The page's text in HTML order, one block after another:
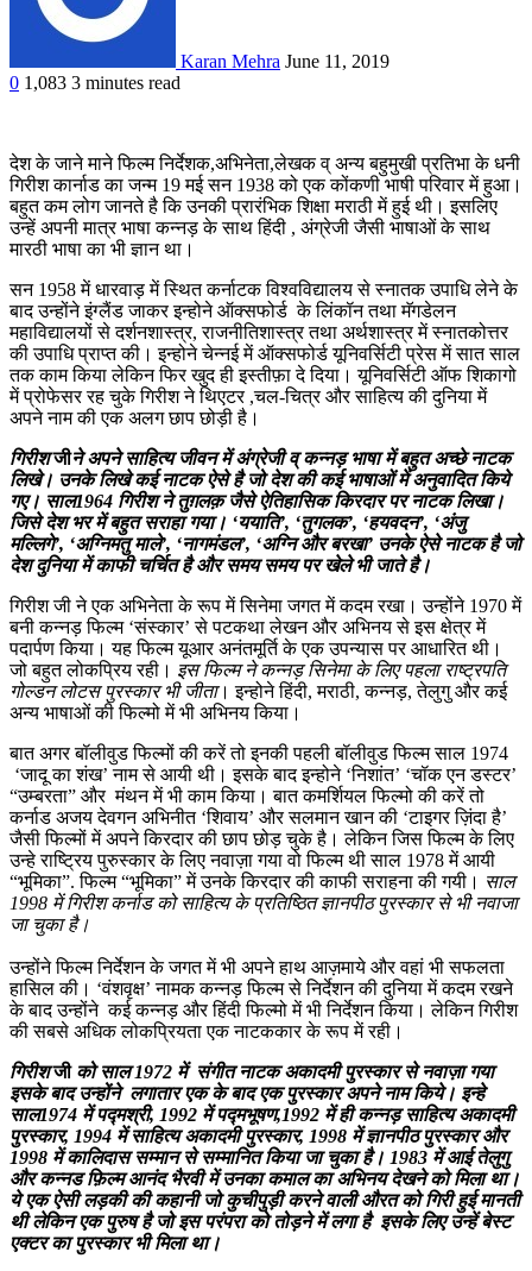
Karan Mehra June 11, 2019
0 1,083 3 minutes read
देश के जाने माने फिल्म निर्देशक,अभिनेता,लेखक व् अन्य बहुमुखी प्रतिभा के धनी
गिरीश कार्नाड का जन्म 19 मई सन 1938 को एक कोंकणी भाषी परिवार में हुआ।
बहुत कम लोग जानते है कि उनकी प्रारंभिक शिक्षा मराठी में हुई थी। इसलिए
उन्हें अपनी मात्र भाषा कन्नड़ के साथ हिंदी , अंग्रेजी जैसी भाषाओं के साथ
मारठी भाषा का भी ज्ञान था।
सन 1958 में धारवाड़ में स्थित कर्नाटक विश्वविद्यालय से स्नातक उपाधि लेने के
बाद उन्होंने इंग्लैंड जाकर इन्होने ऑक्सफोर्ड के लिंकॉन तथा मॅगडेलन
महाविद्यालयों से दर्शनशास्त्र, राजनीतिशास्त्र तथा अर्थशास्त्र में स्नातकोत्तर
की उपाधि प्राप्त की। इन्होने चेन्नई में ऑक्सफोर्ड यूनिवर्सिटी प्रेस में सात साल
तक काम किया लेकिन फिर खुद ही इस्तीफ़ा दे दिया। यूनिवर्सिटी ऑफ शिकागो
में प्रोफेसर रह चुके गिरीश ने थिएटर ,चल-चित्र और साहित्य की दुनिया में
अपने नाम की एक अलग छाप छोड़ी है।
गिरीशजीने अपने साहित्य जीवन में अंग्रेजी व् कन्नड़ भाषा में बहुत अच्छे नाटक
लिखे। उनके लिखे कई नाटक ऐसे है जो देश की कई भाषाओं में अनुवादित किये
गए। साल1964 गिरीश ने तुग़लक़ जैसे ऐतिहासिक किरदार पर नाटक लिखा।
जिसे देश भर में बहुत सराहा गया। ‘ययाति’, ‘तुगलक’, ‘हयवदन’, ‘अंजु
मल्लिगे’, ‘अग्निमतु माले’, ‘नागमंडल’, ‘अग्नि और बरखा’ उनके ऐसे नाटक है जो
देश दुनिया में काफी चर्चित है और समय समय पर खेले भी जाते है।
गिरीश जी ने एक अभिनेता के रूप में सिनेमा जगत में कदम रखा। उन्होंने 1970 में
बनी कन्नड़ फिल्म ‘संस्कार’ से पटकथा लेखन और अभिनय से इस क्षेत्र में
पदार्पण किया। यह फिल्म यूआर अनंतमूर्ति के एक उपन्यास पर आधारित थी।
जो बहुत लोकप्रिय रही। इस फिल्म ने कन्नड़ सिनेमा के लिए पहला राष्ट्रपति
गोल्डन लोटस पुरस्कार भी जीता। इन्होने हिंदी, मराठी, कन्नड़, तेलुगु और कई
अन्य भाषाओं की फिल्मो में भी अभिनय किया।
बात अगर बॉलीवुड फिल्मों की करें तो इनकी पहली बॉलीवुड फिल्म साल 1974
‘जादू का शंख’ नाम से आयी थी। इसके बाद इन्होने ‘निशांत’ ‘चॉक एन डस्टर’
“उम्बरता” और मंथन में भी काम किया। बात कमर्शियल फिल्मो की करें तो
कर्नाड अजय देवगन अभिनीत ‘शिवाय’ और सलमान खान की ‘टाइगर ज़िंदा है’
जैसी फिल्मों में अपने किरदार की छाप छोड़ चुके है। लेकिन जिस फिल्म के लिए
उन्हे राष्ट्रिय पुरुस्कार के लिए नवाज़ा गया वो फिल्म थी साल 1978 में आयी
“भूमिका”. फिल्म “भूमिका” में उनके किरदार की काफी सराहना की गयी। साल
1998 में गिरीश कर्नाड को साहित्य के प्रतिष्ठित ज्ञानपीठ पुरस्कार से भी नवाजा
जा चुका है।
उन्होंने फिल्म निर्देशन के जगत में भी अपने हाथ आज़माये और वहां भी सफलता
हासिल की। ‘वंशवृक्ष’ नामक कन्नड़ फिल्म से निर्देशन की दुनिया में कदम रखने
के बाद उन्होंने कई कन्नड़ और हिंदी फिल्मो में भी निर्देशन किया। लेकिन गिरीश
की सबसे अधिक लोकप्रियता एक नाटककार के रूप में रही।
गिरीशजीको साल 1972 में संगीत नाटक अकादमी पुरस्कार से नवाज़ा गया
इसके बाद उन्होंने लगातार एक के बाद एक पुरस्कार अपने नाम किये। इन्हे
साल1974 में पद्मश्री, 1992 में पद्मभूषण,1992 में ही कन्नड़ साहित्य अकादमी
पुरस्कार, 1994 में साहित्य अकादमी पुरस्कार, 1998 में ज्ञानपीठ पुरस्कार और
1998 में कालिदास सम्मान से सम्‍मानित किया जा चुका है। 1983 में आई तेलुगु
और कन्नड फ़िल्म आनंद भैरवी में उनका कमाल का अभिनय देखने को मिला था।
ये एक ऐसी लड़की की कहानी जो कुचीपुड़ी करने वाली औरत को गिरी हुई मानती
थी लेकिन एक पुरुष है जो इस परंपरा को तोड़ने में लगा है इसके लिए उन्हें बेस्ट
एक्टर का पुरस्कार भी मिला था।